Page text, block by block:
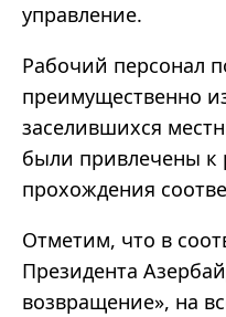
управление.
Рабочий персонал
преимущественно
заселившихся
были привлечены к
прохождения
Отметим, что в
Президента
возвращение», на